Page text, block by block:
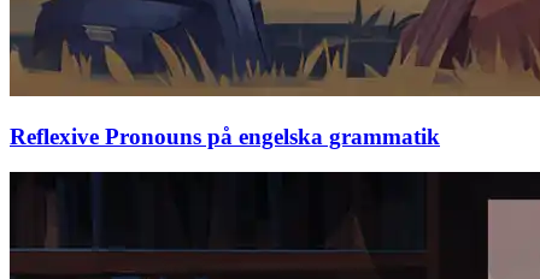
Reflexive Pronouns på engelska grammatik